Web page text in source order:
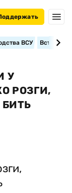
ВСУ
У
РОЗГИ,